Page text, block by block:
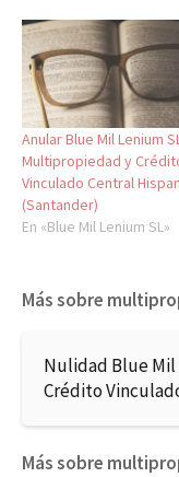
Anular Blue Mil Lenium
Multipropiedad y
Vinculado Central
(Santander)
En «Blue Mil Lenium SL»
Más sobre
Nulidad Blue
Crédito
Más sobre